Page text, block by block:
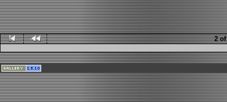
2 of